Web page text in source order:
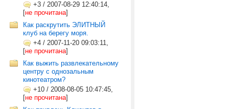
+3 / 2007-08-29 12:40:14,
[не прочитана]
Как раскрутить ЭЛИТНЫЙ
клуб на берегу моря.
+4 / 2007-11-20 09:03:11,
[не прочитана]
Как выжить развлекательному
центру с однозальным
кинотеатром?
+10 / 2008-08-05 10:47:45,
[не прочитана]